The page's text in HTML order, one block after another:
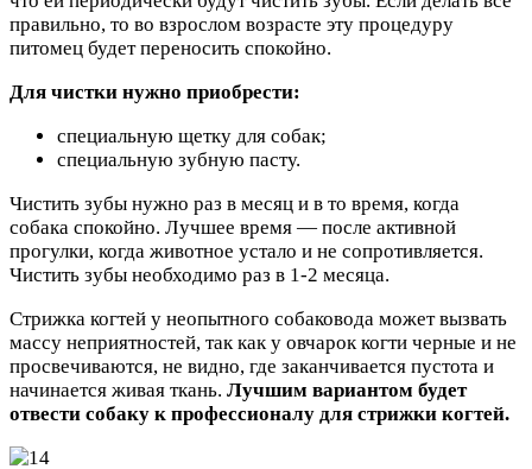
правильно, то во взрослом возрасте эту процедуру
питомец будет переносить спокойно.
Для чистки нужно приобрести:
специальную щетку для собак;
специальную зубную пасту.
Чистить зубы нужно раз в месяц и в то время, когда
собака спокойно. Лучшее время — после активной
прогулки, когда животное устало и не сопротивляется.
Чистить зубы необходимо раз в 1-2 месяца.
Стрижка когтей у неопытного собаковода может вызвать
массу неприятностей, так как у овчарок когти черные и не
просвечиваются, не видно, где заканчивается пустота и
начинается живая ткань. Лучшим вариантом будет
отвести собаку к профессионалу для стрижки когтей.